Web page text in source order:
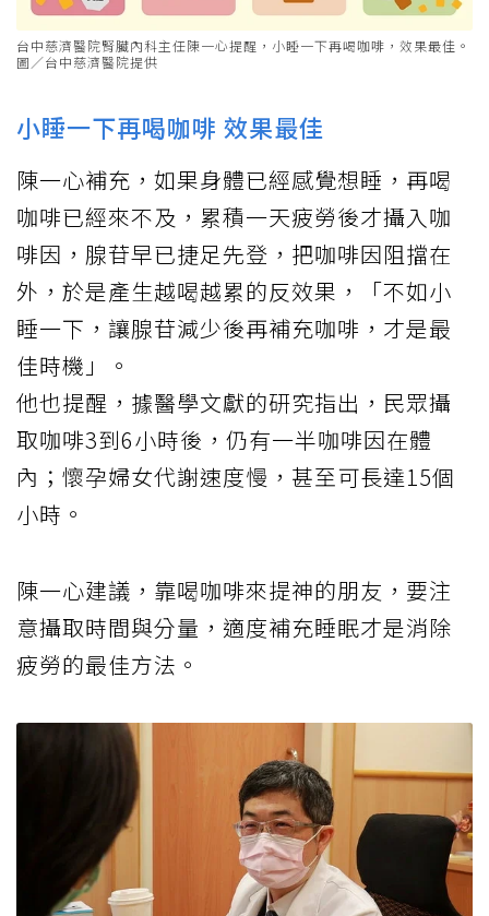
台中慈濟醫院腎臟內科主任陳一心提醒，小睡一下再喝咖啡，效果最佳。
圖／台中慈濟醫院提供
小睡一下再喝咖啡 效果最佳
陳一心補充，如果身體已經感覺想睡，再喝
咖啡已經來不及，累積一天疲勞後才攝入咖
啡因，腺苷早已捷足先登，把咖啡因阻擋在
外，於是產生越喝越累的反效果，「不如小
睡一下，讓腺苷減少後再補充咖啡，才是最
佳時機」。
他也提醒，據醫學文獻的研究指出，民眾攝
取咖啡3到6小時後，仍有一半咖啡因在體
內；懷孕婦女代謝速度慢，甚至可長達15個
小時。
陳一心建議，靠喝咖啡來提神的朋友，要注
意攝取時間與分量，適度補充睡眠才是消除
疲勞的最佳方法。